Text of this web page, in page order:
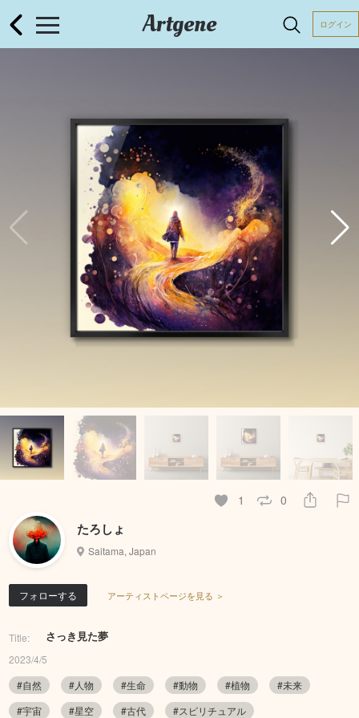
Artgene ログイン
1 0
たろしょ
Saitama, Japan
フォローする アーティストページを見る ＞
Title: さっき見た夢
2023/4/5
#自然
#人物 #生命 #動物 #植物
#未来
#宇宙
#星空 #古代 #スピリチュアル